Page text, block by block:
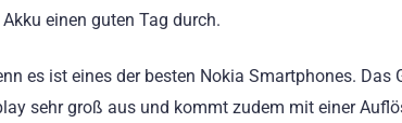
einen guten Tag durch.
es ist eines der besten Nokia Smartphones. Das
sehr groß aus und kommt zudem mit einer